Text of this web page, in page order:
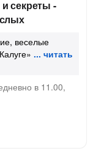
секреты -
веселые
в 11.00,